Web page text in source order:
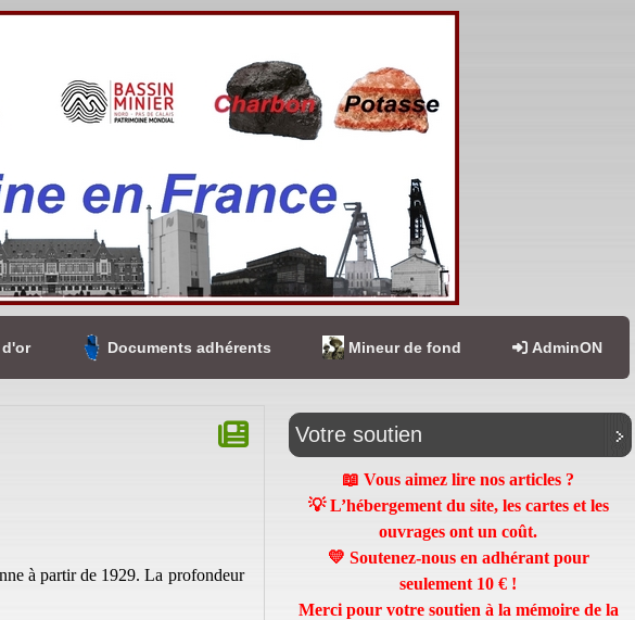
Documents adhérents Mineur de fond AdminON
à partir de 1929. La profondeur
Votre soutien
📖 Vous aimez lire nos articles ?
💡 L’hébergement du site, les cartes et les
ouvrages ont un coût.
💛 Soutenez-nous en adhérant pour
seulement 10 € !
Merci pour votre soutien à la mémoire de la